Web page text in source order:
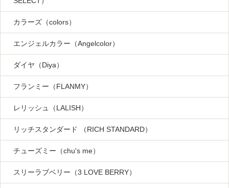
カラーズ（colors）
エンジェルカラー（Angelcolor）
ダイヤ（Diya）
フランミー（FLANMY）
レリッシュ（LALISH）
リッチスタンダード （RICH STANDARD）
チューズミー（chu's me）
スリーラブベリー（3 LOVE BERRY）